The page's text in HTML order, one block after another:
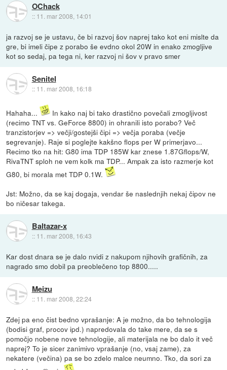
OChack
:: 11. mar 2008, 14:01
ja razvoj se je ustavu, če bi razvoj šov naprej tako kot eni mislte da
gre, bi imeli čipe z porabo še evdno okol 20W in enako zmogljive
kot so sedaj, pa tega ni, ker razvoj ni šov v pravo smer
Senitel
:: 11. mar 2008, 16:18
Hahaha...
In kako naj bi tako drastično povečali zmogljivost
(recimo TNT vs. GeForce 8800) in ohranili isto porabo? Več
tranzistorjev => večji/gostejši čipi => večja poraba (večje
segrevanje). Raje si poglejte kakšno flops per W primerjavo...
Recimo tko na hit: G80 ima TDP 185W kar znese 1.87Gflops/W,
RivaTNT sploh ne vem kolk ma TDP... Ampak za isto razmerje kot
G80, bi morala met TDP 0.1W.
Jst: Možno, da se kaj dogaja, vendar še naslednjih nekaj čipov ne
bo ničesar takega.
Baltazar-x
:: 11. mar 2008, 16:43
Kar dost dnara se je dalo nvidi z nakupom njihovih grafičnih, za
nagrado smo dobil pa preoblečeno top 8800.....
Meizu
:: 11. mar 2008, 22:24
Zdej pa eno čist bedno vprašanje: A je možno, da bo tehnologija
(bodisi graf, procov ipd.) napredovala do take mere, da se s
pomočjo nobene nove tehnologije, ali materijala ne bo dalo it več
naprej? To je sicer zanimivo vprašanje (no, vsaj zame), za
nekatere (večina) pa se bo zdelo malce neumno. Tko, da sori za